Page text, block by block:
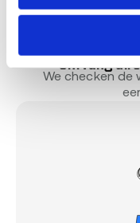
Ontvang
We checken de